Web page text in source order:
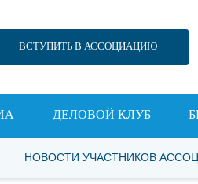
ВСТУПИТЬ В АССОЦИАЦИЮ
ДЕЛОВОЙ КЛУБ
НОВОСТИ УЧАСТНИКОВ